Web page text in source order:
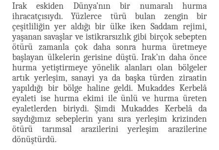
Irak eskiden Dünya’nın bir numaralı hurma
ihracatçısıydı. Yüzlerce türü bulan zengin bir
çeşitliliğin yer aldığı bir ülke iken Saddam rejimi,
yaşanan savaşlar ve istikrarsızlık gibi birçok sebepten
ötürü zamanla çok daha sonra hurma üretmeye
başlayan ülkelerin gerisine düştü. Irak’ın daha önce
hurma yetiştirmeye yönelik alanları olan bölgeler
artık yerleşim, sanayi ya da başka türden ziraatin
yapıldığı bir bölge haline geldi. Mukaddes Kerbelâ
eyaleti ise hurma ekimi ile ünlü ve hurma üreten
eyaletlerden biriydi. Şimdi Mukaddes Kerbelâ da
saydığımız sebeplerin yanı sıra yerleşim krizinden
ötürü tarımsal arazilerini yerleşim arazilerine
dönüştürdü.